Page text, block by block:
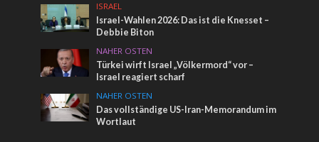
ISRAEL
Israel-Wahlen 2026: Das ist die Knesset –
Debbie Biton
NAHER OSTEN
Türkei wirft Israel „Völkermord“ vor –
Israel reagiert scharf
NAHER OSTEN
Das vollständige US-Iran-Memorandum im
Wortlaut